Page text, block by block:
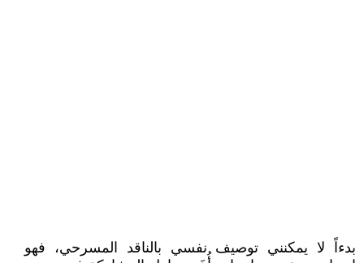
بدءاً لا يمكنني توصيف نفسي بالناقد المسرحي، فهو